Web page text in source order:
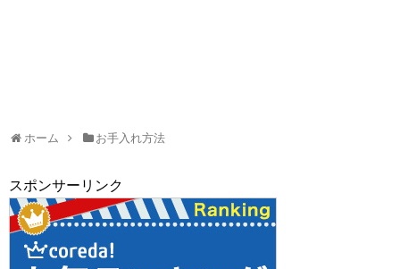
ホーム お手入れ方法
スポンサーリンク